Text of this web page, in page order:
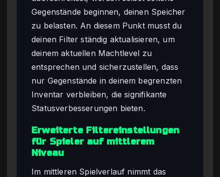
Gegenstände beginnen, deinen Speicher
zu belasten. An diesem Punkt musst du
deinen Filter ständig aktualisieren, um
deinem aktuellen Machtlevel zu
entsprechen und sicherzustellen, dass
nur Gegenstände in deinem begrenzten
Inventar verbleiben, die signifikante
Statusverbesserungen bieten.
Erweiterte Filtereinstellungen
für Spieler auf mittlerem
Niveau
Im mittleren Spielverlauf nimmt das